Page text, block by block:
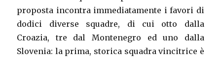
proposta incontra immediatamente i favori di
dodici diverse squadre, di cui otto dalla
Croazia, tre dal Montenegro ed uno dalla
Slovenia: la prima, storica squadra vincitrice è